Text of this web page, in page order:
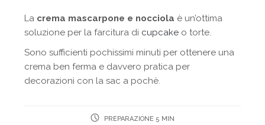
La crema mascarpone e nocciola è un’ottima
soluzione per la farcitura di cupcake o torte.
Sono sufficienti pochissimi minuti per ottenere una
crema ben ferma e davvero pratica per
decorazioni con la sac a pochè.
PREPARAZIONE 5 MIN